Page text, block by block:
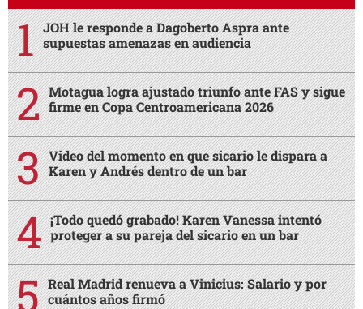
JOH le responde a Dagoberto Aspra ante
supuestas amenazas en audiencia
Motagua logra ajustado triunfo ante FAS y sigue
firme en Copa Centroamericana 2026
Video del momento en que sicario le dispara a
Karen y Andrés dentro de un bar
¡Todo quedó grabado! Karen Vanessa intentó
proteger a su pareja del sicario en un bar
Real Madrid renueva a Vinicius: Salario y por
cuántos años firmó